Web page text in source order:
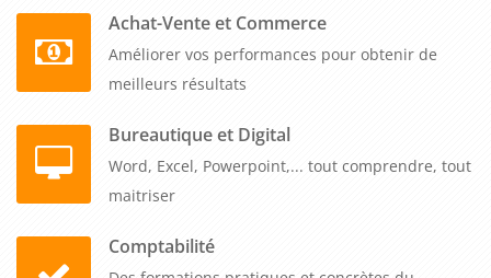
Achat-Vente et Commerce
Améliorer vos performances pour obtenir de
meilleurs résultats
Bureautique et Digital
Word, Excel, Powerpoint,... tout comprendre, tout
maitriser
Comptabilité